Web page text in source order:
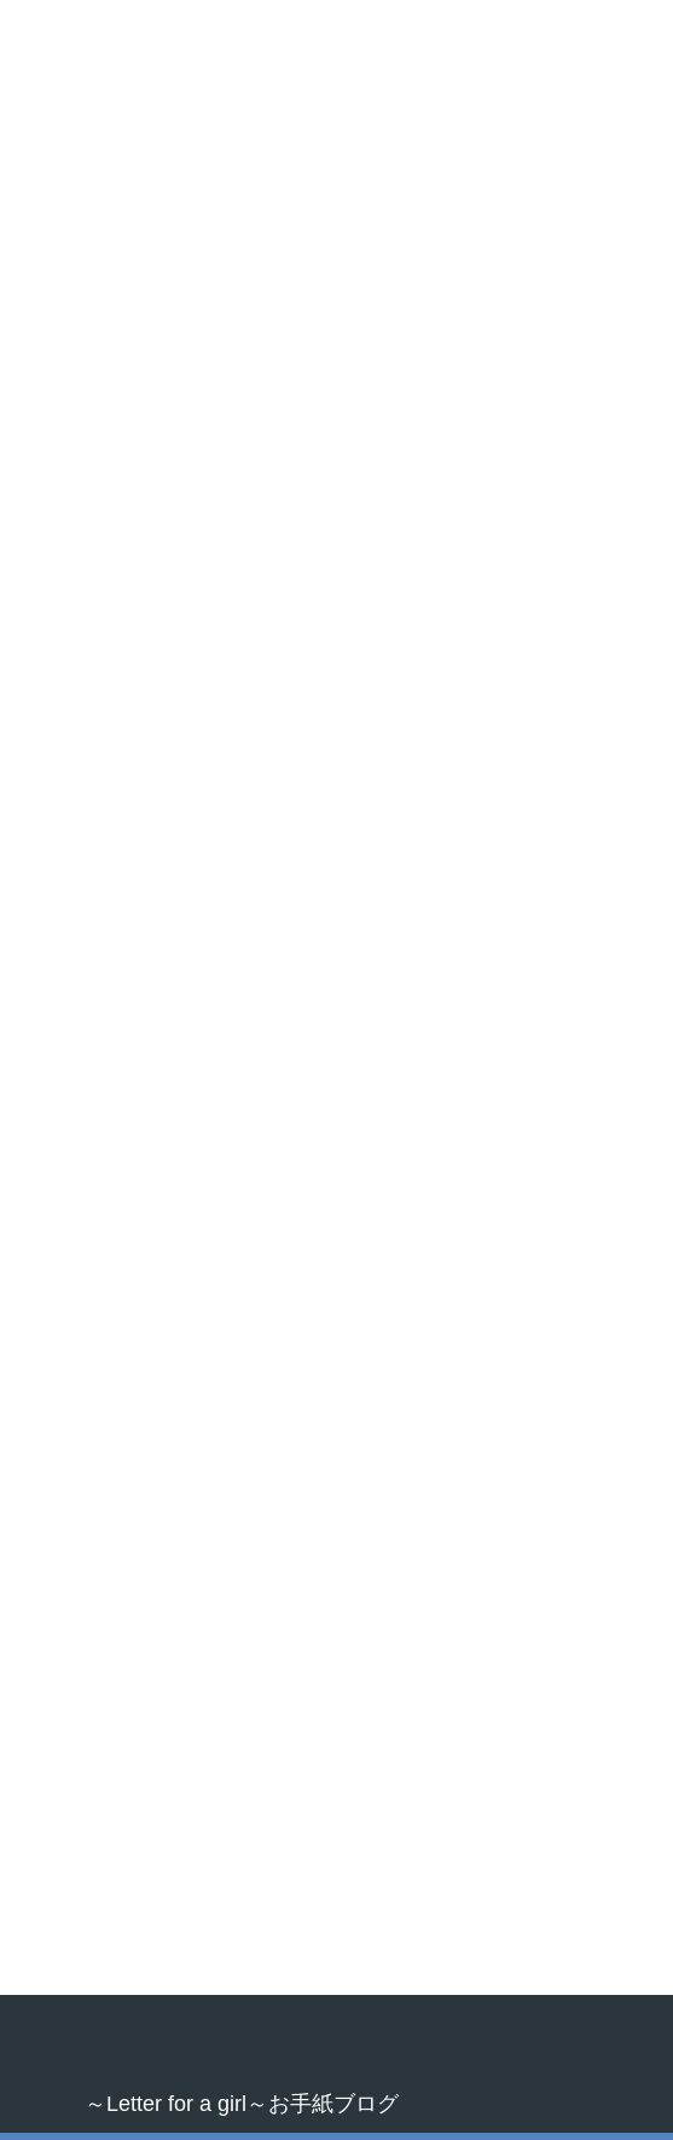
～Letter for a girl～お手紙ブログ